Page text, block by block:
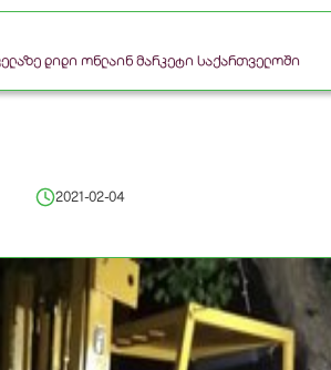
დიდი ონლაინ მარკეტი საქართველოში
2021-02-04